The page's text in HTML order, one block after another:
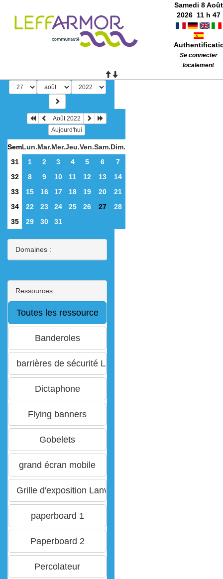
Samedi 8 Août
2026 11h 47
Se connecter
localement
Août 2022
Aujourd'hui
SemLun.Mar.Mer.Jeu.Ven.Sam.Dim.
31
1 2 3 4 5 6
7
32
8 9 10 11 12 13
14
33
15 16 17 18 19 20
21
34
22 23 24 25 26 27
28
35
29 30 31
Domaines :
Ressources :